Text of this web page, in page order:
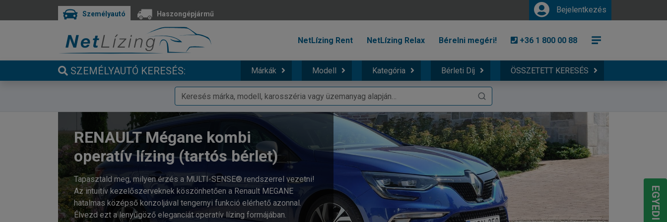
Személyautó Haszongépjármű Bejelentkezés
NetLízing Rent NetLízing Relax Bérelni megéri! +36 1 800 00 88
SZEMÉLYAUTÓ KERESÉS: Márkák Modell Kategória Bérleti Díj ÖSSZETETT KERESÉS
RENAULT Mégane kombi
operatív lízing (tartós bérlet)
Tapasztald meg, milyen érzés a MULTI-SENSE® rendszerrel vezetni!
Az intuitív kezelőszerveknek köszönhetően a Renault MEGANE
hatalmas középső konzoljával tengernyi funkció elérhető azonnal.
Élvezd ezt a lenyűgöző eleganciát operatív lízing formájában.